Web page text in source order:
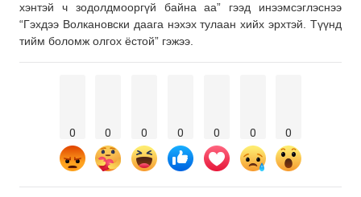
хэнтэй ч зодолдмооргүй байна аа” гээд инээмсэглэснээ
“Гэхдээ Волкановски даага нэхэх тулаан хийх эрхтэй. Түүнд
тийм боломж олгох ёстой” гэжээ.
0 0 0 0 0 0 0